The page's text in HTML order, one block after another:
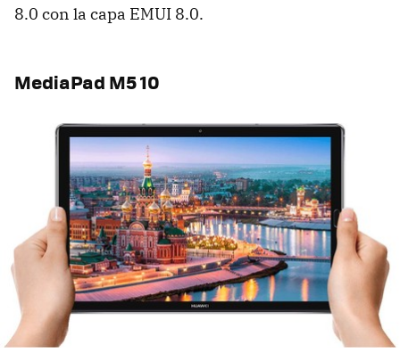
8.0 con la capa EMUI 8.0.
MediaPad M5 10